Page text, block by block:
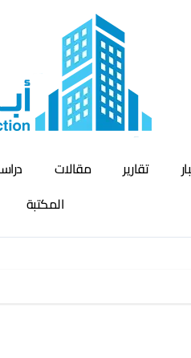
تقارير مقالات
المكتبة